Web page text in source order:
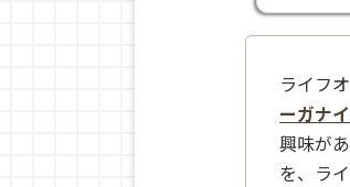
ライフ
ーガナ
興味が
を、ラ